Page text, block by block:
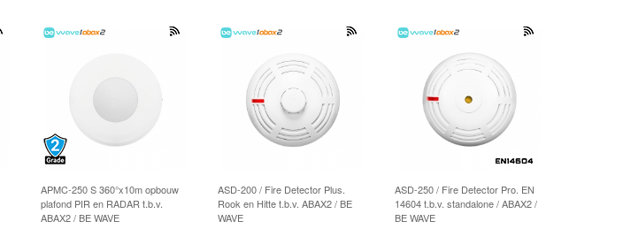
APMC-250 S 360°x10m opbouw
plafond PIR en RADAR t.b.v.
ABAX2 / BE WAVE
ASD-200 / Fire Detector Plus.
Rook en Hitte t.b.v. ABAX2 / BE
WAVE
ASD-250 / Fire Detector Pro. EN
14604 t.b.v. standalone / ABAX2 /
BE WAVE